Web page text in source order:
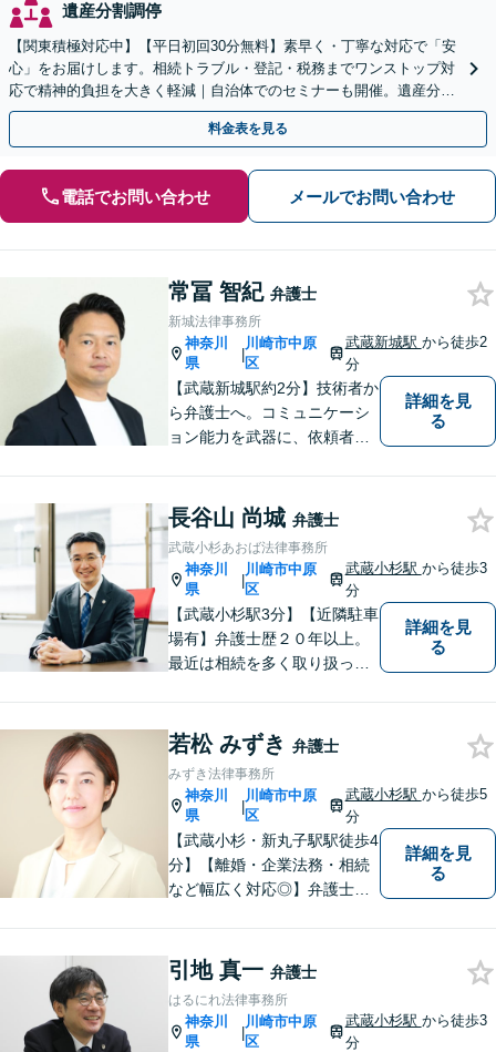
遺産分割調停
【関東積極対応中】【平日初回30分無料】素早く・丁寧な対応で「安
心」をお届けします。相続トラブル・登記・税務までワンストップ対
応で精神的負担を大きく軽減｜自治体でのセミナーも開催。遺産分
割・放棄などまずはお気軽にご相談ください【通知税理士】
料金表を見る
電話でお問い合わせ メールでお問い合わせ
常冨 智紀 弁護士
新城法律事務所
神奈川
県
|
川崎市中原
区
武蔵新城駅 から徒歩2
分
【武蔵新城駅約2分】技術者か
ら弁護士へ。コミュニケーシ
ョン能力を武器に、依頼者さ
問題】不貞慰謝料請求／財産
分与・養育費など【相続】相
続手続は他士業と連携してワ
ンストップ解決
詳細を見
る
長谷山 尚城 弁護士
武蔵小杉あおば法律事務所
神奈川
県
|
川崎市中原
区
武蔵小杉駅 から徒歩3
分
【武蔵小杉駅3分】【近隣駐車
場有】弁護士歴２０年以上。
最近は相続を多く取り扱って
神的な負担が大きいところも
あります。早めに相談して頂
き、一緒に問題解決に取り組
んでいきたいと考えていま
す。
詳細を見
る
若松 みずき 弁護士
みずき法律事務所
神奈川
県
|
川崎市中原
区
武蔵小杉駅 から徒歩5
分
【武蔵小杉・新丸子駅駅徒歩4
分】【離婚・企業法務・相続
など幅広く対応◎】弁護士歴1
ます。皆様の人生の岐路に真
摯に向き合います。まずはお
気軽にご相談ください！
詳細を見
る
引地 真一 弁護士
はるにれ法律事務所
神奈川
県
|
川崎市中原
区
武蔵小杉駅 から徒歩3
分